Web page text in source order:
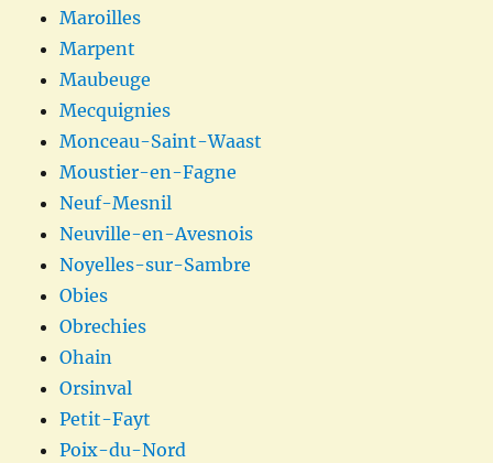
Maroilles
Marpent
Maubeuge
Mecquignies
Monceau-Saint-Waast
Moustier-en-Fagne
Neuf-Mesnil
Neuville-en-Avesnois
Noyelles-sur-Sambre
Obies
Obrechies
Ohain
Orsinval
Petit-Fayt
Poix-du-Nord